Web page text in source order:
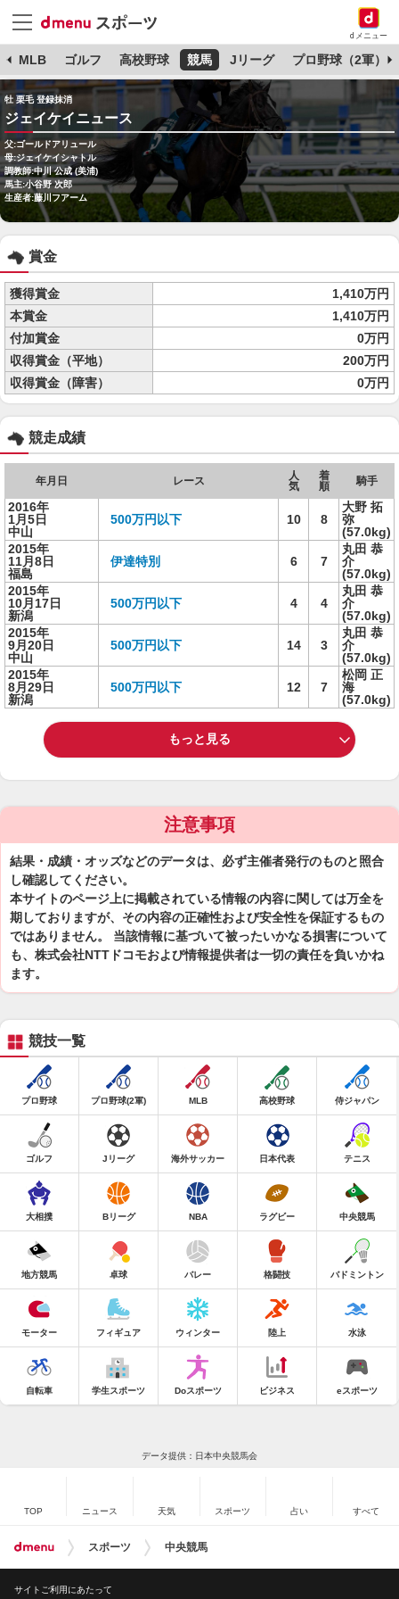
dメニュー
MLB ゴルフ 高校野球 競馬 Jリーグ プロ野球（2軍）
牡 栗毛 登録抹消
ジェイケイニュース
父:ゴールドアリュール
母:ジェイケイシャトル
調教師:中川 公成 (美浦)
馬主:小谷野 次郎
生産者:藤川フアーム
賞金
獲得賞金
1,410万円
本賞金
1,410万円
付加賞金
0万円
収得賞金（平地）
200万円
収得賞金（障害）
0万円
競走成績
年月日 レース
人
気
着
順
騎手
2016年
1月5日
中山
500万円以下 10 8
大野 拓
弥
(57.0kg)
2015年
11月8日
福島
伊達特別 6 7
丸田 恭
介
(57.0kg)
2015年
10月17日
新潟
500万円以下 4 4
丸田 恭
介
(57.0kg)
2015年
9月20日
中山
500万円以下 14 3
丸田 恭
介
(57.0kg)
2015年
8月29日
新潟
500万円以下 12 7
松岡 正
海
(57.0kg)
もっと見る
注意事項
結果・成績・オッズなどのデータは、必ず主催者発行のものと照合
し確認してください。
本サイトのページ上に掲載されている情報の内容に関しては万全を
期しておりますが、その内容の正確性および安全性を保証するもの
ではありません。 当該情報に基づいて被ったいかなる損害について
も、株式会社NTTドコモおよび情報提供者は一切の責任を負いかね
ます。
競技一覧
プロ野球 プロ野球(2軍) MLB 高校野球 侍ジャパン
ゴルフ Jリーグ 海外サッカー 日本代表 テニス
大相撲 Bリーグ NBA ラグビー 中央競馬
地方競馬 卓球 バレー 格闘技 バドミントン
モーター フィギュア ウィンター 陸上 水泳
自転車 学生スポーツ Doスポーツ ビジネス eスポーツ
データ提供：日本中央競馬会
TOP ニュース 天気 スポーツ 占い すべて
スポーツ 中央競馬
サイトご利用にあたって